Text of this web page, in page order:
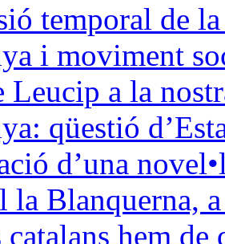
temporal de
i moviment
Leucip a la
qüestió
d’una
la Blanquerna,
hem de